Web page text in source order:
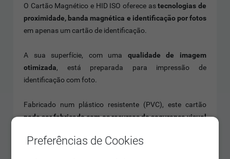
O Cartão Magnético e HID ISO oferece astecnologias de
proximidade, banda magnética e identificação por fotos
em apenas um cartão de identificação.
A sua superfície, com uma qualidade de imagem
otimizada, está preparada para impressão de
identificação com foto.
Fabricado num plástico resistente (PVC), este cartão
pode ser fabricado com os recursos de segurança visual
fluorescentes ultravioleta, microimpressão ou um logo
Preferências de Cookies